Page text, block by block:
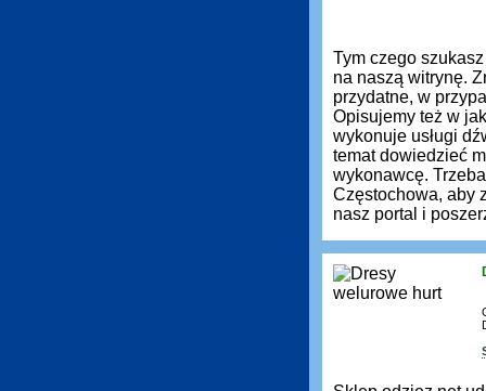
Tym czego
na naszą witrynę.
przydatne, w
Opisujemy też w
wykonuje usługi
temat dowiedzieć
wykonawcę.
Częstochowa, aby
nasz portal i